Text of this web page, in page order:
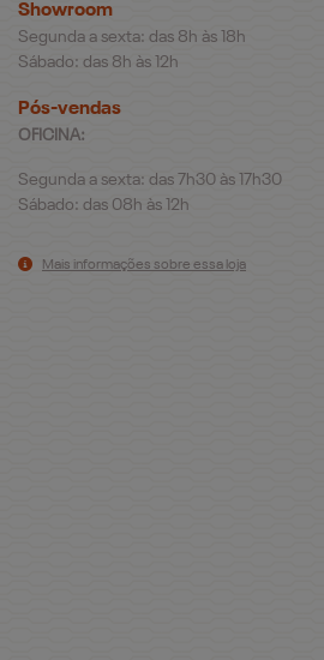
Showroom
Segunda a sexta: das 8h às 18h
Sábado: das 8h às 12h
Pós-vendas
OFICINA:
Segunda a sexta: das 7h30 às 17h30
Sábado: das 08h às 12h
Mais informações sobre essa loja